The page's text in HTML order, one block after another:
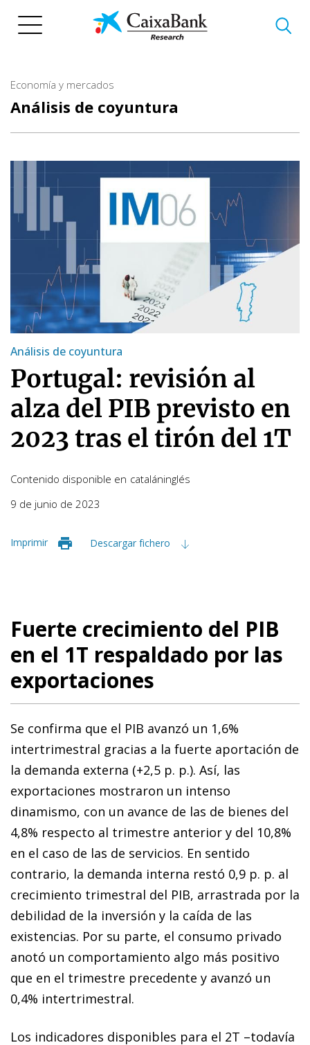
Economía y mercados
Análisis de coyuntura
Análisis de coyuntura
Portugal: revisión al
alza del PIB previsto en
2023 tras el tirón del 1T
Contenido disponible en cataláninglés
9 de junio de 2023
Imprimir Descargar fichero
Fuerte crecimiento del PIB
en el 1T respaldado por las
exportaciones
Se confirma que el PIB avanzó un 1,6%
intertrimestral gracias a la fuerte aportación de
la demanda externa (+2,5 p. p.). Así, las
exportaciones mostraron un intenso
dinamismo, con un avance de las de bienes del
4,8% respecto al trimestre anterior y del 10,8%
en el caso de las de servicios. En sentido
contrario, la demanda interna restó 0,9 p. p. al
crecimiento trimestral del PIB, arrastrada por la
debilidad de la inversión y la caída de las
existencias. Por su parte, el consumo privado
anotó un comportamiento algo más positivo
que en el trimestre precedente y avanzó un
0,4% intertrimestral.
Los indicadores disponibles para el 2T –todavía